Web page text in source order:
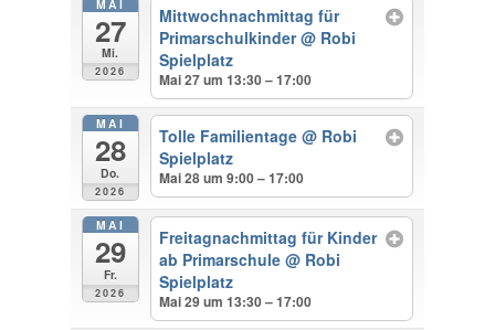
MAI
27
Mi.
2026
Mittwochnachmittag für
Primarschulkinder@ Robi
Spielplatz
Mai 27 um 13:30 – 17:00
MAI
28
Do.
2026
Tolle Familientage@ Robi
Spielplatz
Mai 28 um 9:00 – 17:00
MAI
29
Fr.
2026
Freitagnachmittag für Kinder
ab Primarschule@ Robi
Spielplatz
Mai 29 um 13:30 – 17:00